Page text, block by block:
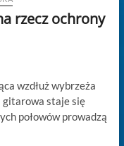
rzecz ochrony
wzdłuż wybrzeża
gitarowa staje się
połowów prowadzą